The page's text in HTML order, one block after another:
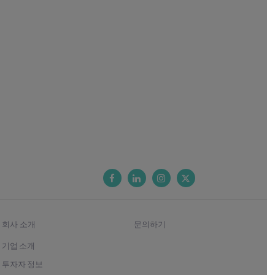
회사 소개
기업 소개
투자자 정보
문의하기